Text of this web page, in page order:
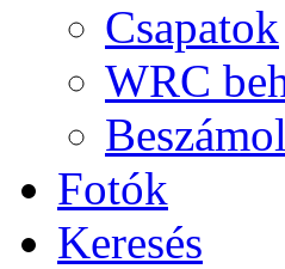
Csapatok
WRC
Fotók
Keresés